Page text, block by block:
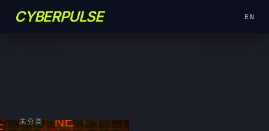
CYBERPULSE EN
未分类